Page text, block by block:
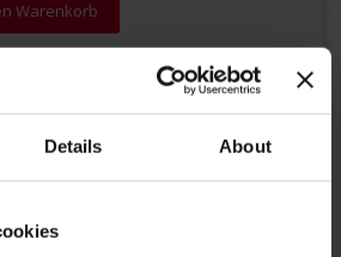
Details About
Warenkorb